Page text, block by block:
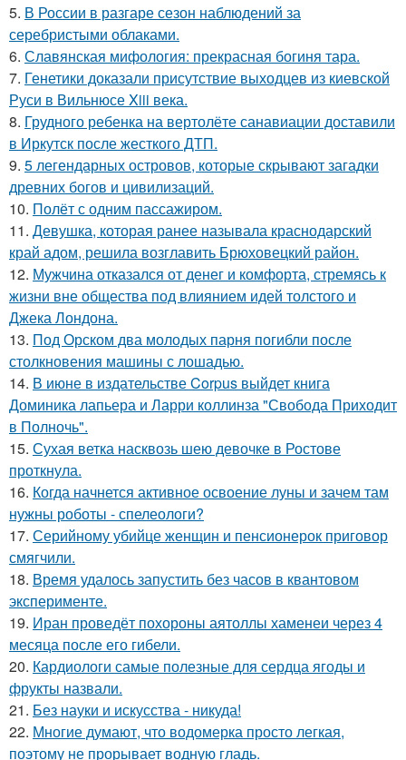
5. В России в разгаре сезон наблюдений за
серебристыми облаками.
6. Славянская мифология: прекрасная богиня тара.
7. Генетики доказали присутствие выходцев из киевской
Руси в Вильнюсе Xiii века.
8. Грудного ребенка на вертолёте санавиации доставили
в Иркутск после жесткого ДТП.
9. 5 легендарных островов, которые скрывают загадки
древних богов и цивилизаций.
10. Полёт с одним пассажиром.
11. Девушка, которая ранее называла краснодарский
край адом, решила возглавить Брюховецкий район.
12. Мужчина отказался от денег и комфорта, стремясь к
жизни вне общества под влиянием идей толстого и
Джека Лондона.
13. Под Орском два молодых парня погибли после
столкновения машины с лошадью.
14. В июне в издательстве Corpus выйдет книга
Доминика лапьера и Ларри коллинза "Свобода Приходит
в Полночь".
15. Сухая ветка насквозь шею девочке в Ростове
проткнула.
16. Когда начнется активное освоение луны и зачем там
нужны роботы - спелеологи?
17. Серийному убийце женщин и пенсионерок приговор
смягчили.
18. Время удалось запустить без часов в квантовом
эксперименте.
19. Иран проведёт похороны аятоллы хаменеи через 4
месяца после его гибели.
20. Кардиологи самые полезные для сердца ягоды и
фрукты назвали.
21. Без науки и искусства - никуда!
22. Многие думают, что водомерка просто легкая,
поэтому не прорывает водную гладь.